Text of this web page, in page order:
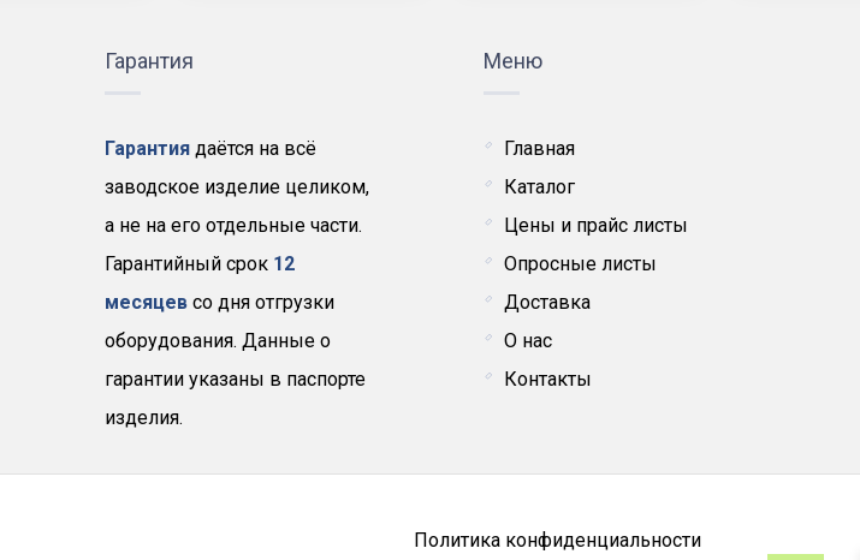
Гарантия
Гарантия даётся на всё
заводское изделие целиком,
а не на его отдельные части.
Гарантийный срок 12
месяцев со дня отгрузки
оборудования. Данные о
гарантии указаны в паспорте
изделия.
Меню
Главная
Каталог
Цены и прайс листы
Опросные листы
Доставка
О нас
Контакты
Политика конфиденциальности